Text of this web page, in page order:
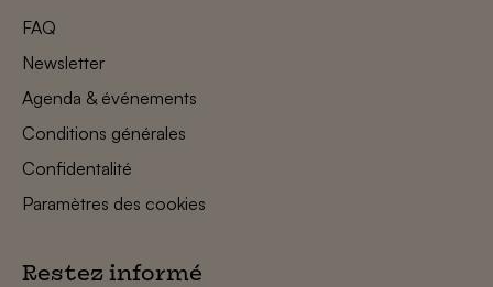
FAQ
Newsletter
Agenda & événements
Conditions générales
Confidentalité
Paramètres des cookies
Restez informé